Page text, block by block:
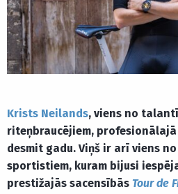
Krists Neilands, viens no
riteņbraucējiem,
desmit gadu. Viņš ir arī viens
sportistiem, kuram bijusi
prestižajās sacensībās Tour de